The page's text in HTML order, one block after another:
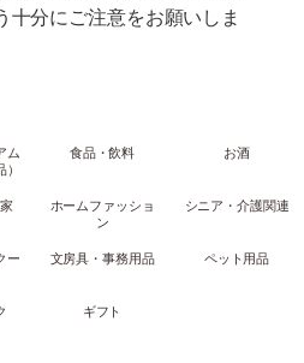
十分にご注意をお願いしま
ム
食品・飲料 お酒
ホームファッショ
ン
シニア・介護関連
ー
文房具・事務用品 ペット用品
ギフト